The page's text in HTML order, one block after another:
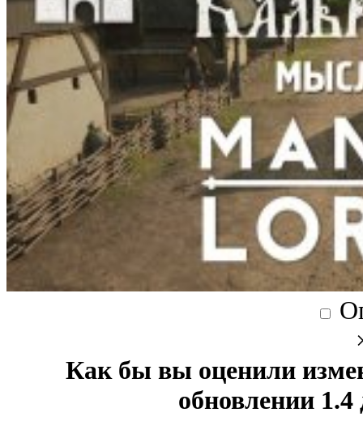
Как бы вы оценили
обновлении